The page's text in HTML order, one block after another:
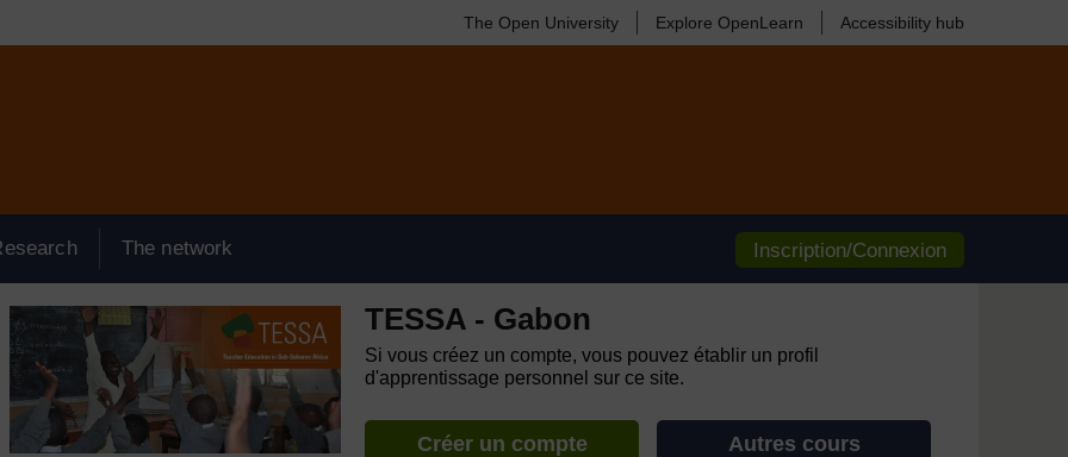
The Open University Explore OpenLearn Accessibility hub
The network Inscription/Connexion
TESSA - Gabon
Si vous créez un compte, vous pouvez établir un profil
d'apprentissage personnel sur ce site.
Créer un compte Autres cours